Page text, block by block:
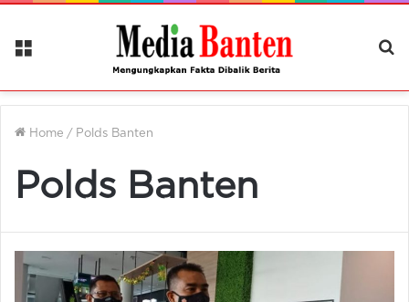
Menu
Home / Polds Banten
Polds Banten